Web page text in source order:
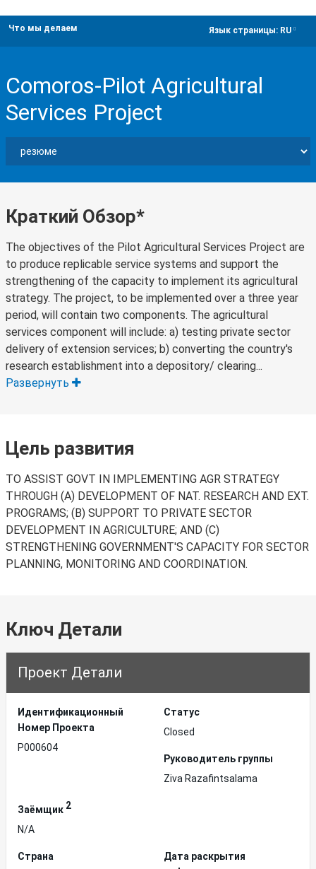
Что мы делаем Язык страницы: RU
Comoros-Pilot Agricultural
Services Project
Краткий Обзор*
The objectives of the Pilot Agricultural Services Project are
to produce replicable service systems and support the
strengthening of the capacity to implement its agricultural
strategy. The project, to be implemented over a three year
period, will contain two components. The agricultural
services component will include: a) testing private sector
delivery of extension services; b) converting the country's
research establishment into a depository/ clearing...
Развернуть
Цель развития
TO ASSIST GOVT IN IMPLEMENTING AGR STRATEGY
THROUGH (A) DEVELOPMENT OF NAT. RESEARCH AND EXT.
PROGRAMS; (B) SUPPORT TO PRIVATE SECTOR
DEVELOPMENT IN AGRICULTURE; AND (C)
STRENGTHENING GOVERNMENT'S CAPACITY FOR SECTOR
PLANNING, MONITORING AND COORDINATION.
Ключ Детали
Проект Детали
Идентификационный
Hомер Проекта
P000604
Статус
Closed
Руководитель группы
Ziva Razafintsalama
Заёмщик 2
N/A
Страна
Дата раскрытия